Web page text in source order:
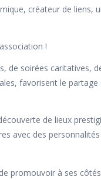
créateur de liens,
!
de soirées caritatives,
favorisent le
de lieux
avec des
promouvoir à ses